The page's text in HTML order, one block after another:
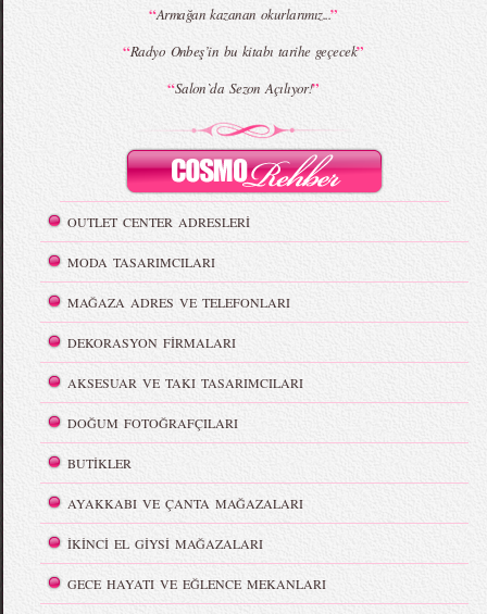
“Armağan kazanan okurlarımız...”
“Radyo Onbeş’in bu kitabı tarihe geçecek”
“Salon`da Sezon Açılıyor!”
OUTLET CENTER ADRESLERİ
MODA TASARIMCILARI
MAĞAZA ADRES VE TELEFONLARI
DEKORASYON FİRMALARI
AKSESUAR VE TAKI TASARIMCILARI
DOĞUM FOTOĞRAFÇILARI
BUTİKLER
AYAKKABI VE ÇANTA MAĞAZALARI
İKİNCİ EL GİYSİ MAĞAZALARI
GECE HAYATI VE EĞLENCE MEKANLARI